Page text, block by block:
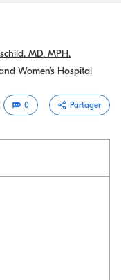
MD, MPH.
Women’s Hospital
0 Partager